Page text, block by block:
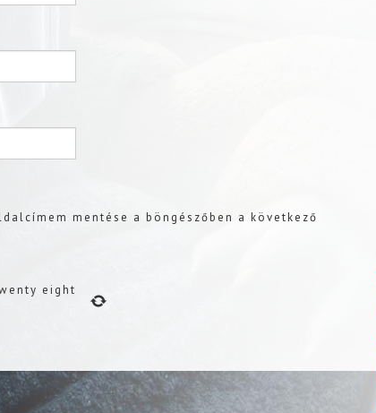
mentése a böngészőben a következő
eight